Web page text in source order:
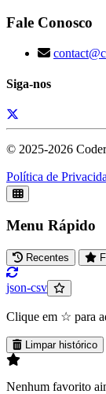
Fale Conosco
Siga-nos
© 2025-2026
Política de
Menu Rápido
Recentes
json-csv
Clique em ☆ para
Limpar histórico
Nenhum favorito